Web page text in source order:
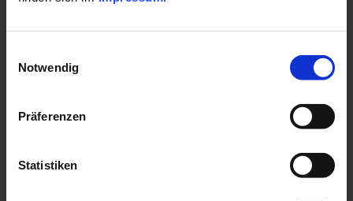
Notwendig
Präferenzen
Statistiken
Campingwoche am Preishof
Kurcamping mit Sauna- und Wellnessoase auf 1000 qm